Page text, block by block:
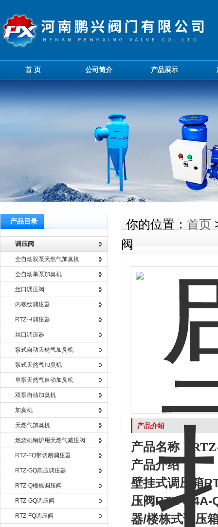
首 页 公司简介 产品展示
产品目录
调压阀
全自动双泵天然气加臭机
全自动单泵加臭机
丝口调压阀
内螺纹调压器
RTZ-H调压器
丝口调压器
泵式自动天然气加臭机
泵式天然气加臭机
单泵天然气自动加臭机
双泵自动加臭机
加臭机
天然气加臭机
燃烧机锅炉用天然气减压阀
RTZ-FQ带切断调压器
RTZ-GQ高压调压器
RTZ-Q楼栋调压阀
RTZ-GQ调压阀
RTZ-FQ调压阀
你的位置： 首页
阀
产品介绍
产品名称：
产品介绍：
壁挂式调压箱
压阀RTZ-0.4A-
器/楼栋式调压